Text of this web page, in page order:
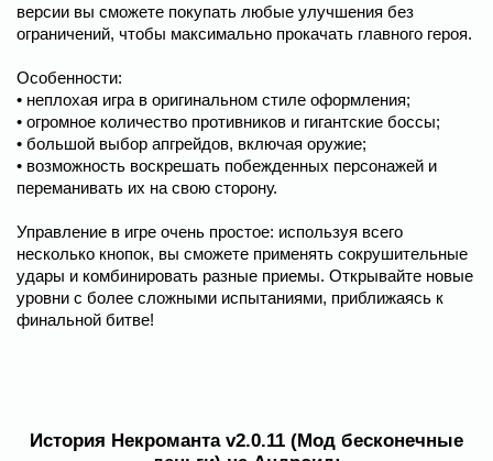
версии вы сможете покупать любые улучшения без
ограничений, чтобы максимально прокачать главного героя.
Особенности:
• неплохая игра в оригинальном стиле оформления;
• огромное количество противников и гигантские боссы;
• большой выбор апгрейдов, включая оружие;
• возможность воскрешать побежденных персонажей и
переманивать их на свою сторону.
Управление в игре очень простое: используя всего
несколько кнопок, вы сможете применять сокрушительные
удары и комбинировать разные приемы. Открывайте новые
уровни с более сложными испытаниями, приближаясь к
финальной битве!
История Некроманта v2.0.11 (Мод бесконечные